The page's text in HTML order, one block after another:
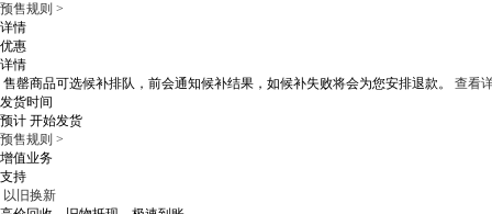
预售规则 >
详情
优惠
详情
售罄商品可选候补排队， 前会通知候补结果，如候补失败将会为您安排退款。
查看
发货时间
预计 开始发货
预售规则 >
增值业务
支持
以旧换新